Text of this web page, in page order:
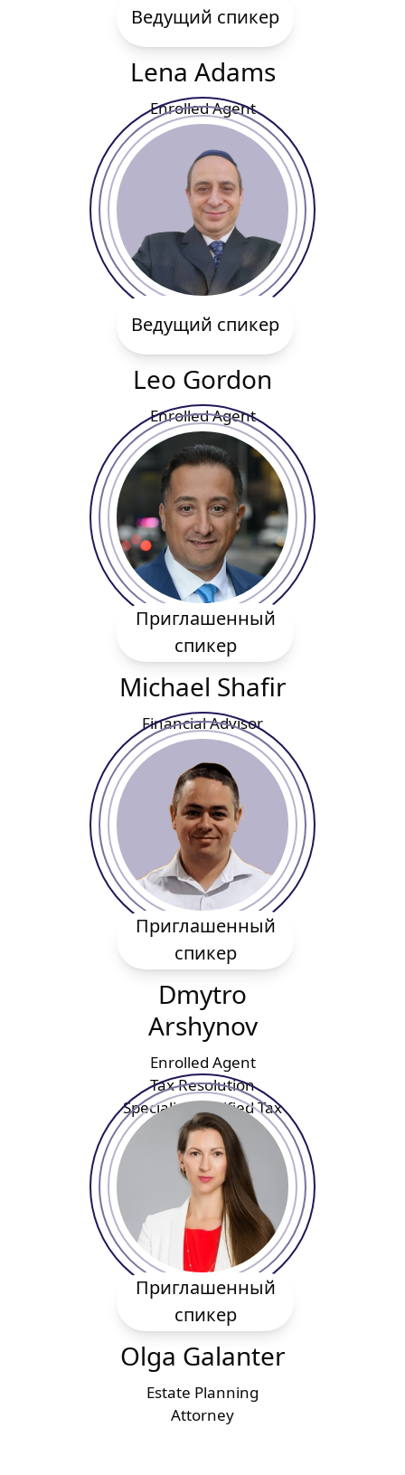
Ведущий спикер
Lena Adams
Enrolled Agent
Ведущий спикер
Leo Gordon
Enrolled Agent
Приглашенный
спикер
Michael Shafir
Financial Advisor
Приглашенный
спикер
Dmytro
Arshynov
Enrolled Agent
Tax Resolution
Specialist Certified Tax
Coach
Приглашенный
спикер
Olga Galanter
Estate Planning
Attorney